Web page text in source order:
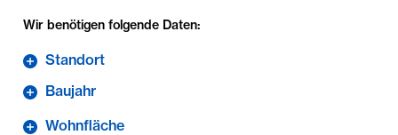
Wir benötigen folgende Daten:
Standort
Baujahr
Wohnfläche